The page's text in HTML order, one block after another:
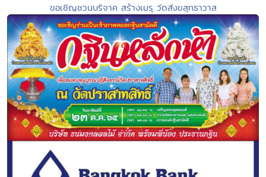
ขอเชิญชวนบริจาค สร้างเมรุ วัดสังขสุทธาวาส